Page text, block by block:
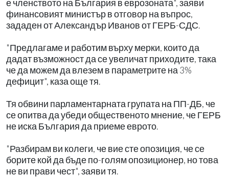
е членството на България в еврозоната", заяви
финансовият министър в отговор на въпрос,
зададен от Александър Иванов от ГЕРБ-СДС.
"Предлагаме и работим върху мерки, които да
дадат възможност да се увеличат приходите, така
че да можем да влезем в параметрите на 3%
дефицит", каза още тя.
Тя обвини парламентарната групата на ПП-ДБ, че
се опитва да убеди общественото мнение, че ГЕРБ
не иска България да приеме еврото.
"Разбирам ви колеги, че вие сте опозиция, че се
борите кой да бъде по-голям опозиционер, но това
не ви прави чест", заяви тя.